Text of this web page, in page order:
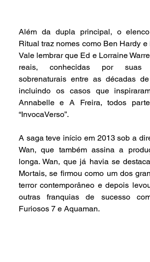
Além da dupla principal, o
Ritual traz nomes como Ben Hardy
Vale lembrar que Ed e Lorraine
reais, conhecidas por suas
sobrenaturais entre as décadas
incluindo os casos que
Annabelle e A Freira, todos
“InvocaVerso”.
A saga teve início em 2013 sob a
Wan, que também assina a
longa. Wan, que já havia se
Mortais, se firmou como um dos
terror contemporâneo e depois
outras franquias de sucesso
Furiosos 7 e Aquaman.